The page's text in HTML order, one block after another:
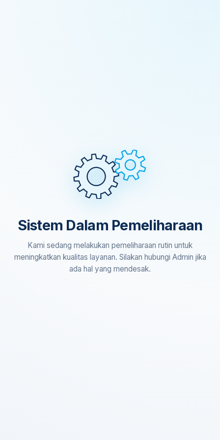
Sistem Dalam Pemeliharaan
Kami sedang melakukan pemeliharaan rutin untuk
meningkatkan kualitas layanan. Silakan hubungi Admin jika
ada hal yang mendesak.